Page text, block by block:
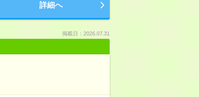
詳細へ
掲載日：2026.07.31